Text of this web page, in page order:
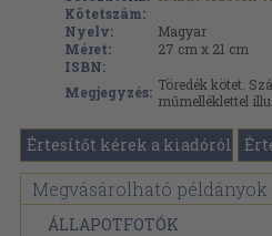
Kötetszám:
Nyelv:
Magyar
Méret:
27 cm x 21 cm
ISBN:
Megjegyzés: Töredék kötet.
műmelléklettel
Értesítőt kérek a kiadóról
Megvásárolható példányok
ÁLLAPOTFOTÓK